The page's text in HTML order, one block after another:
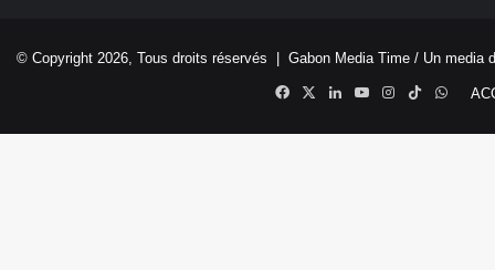
© Copyright 2026, Tous droits réservés | Gabon Media Time / Un media
Facebook
X LinkedinYouTubeInstagram
TikTok